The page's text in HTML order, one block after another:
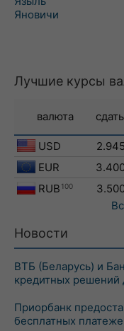
Яновичи
Лучшие курсы
валюта сдать
USD
EUR
RUB 100
Новости
ВТБ (Беларусь) и
кредитных
Приорбанк
бесплатных